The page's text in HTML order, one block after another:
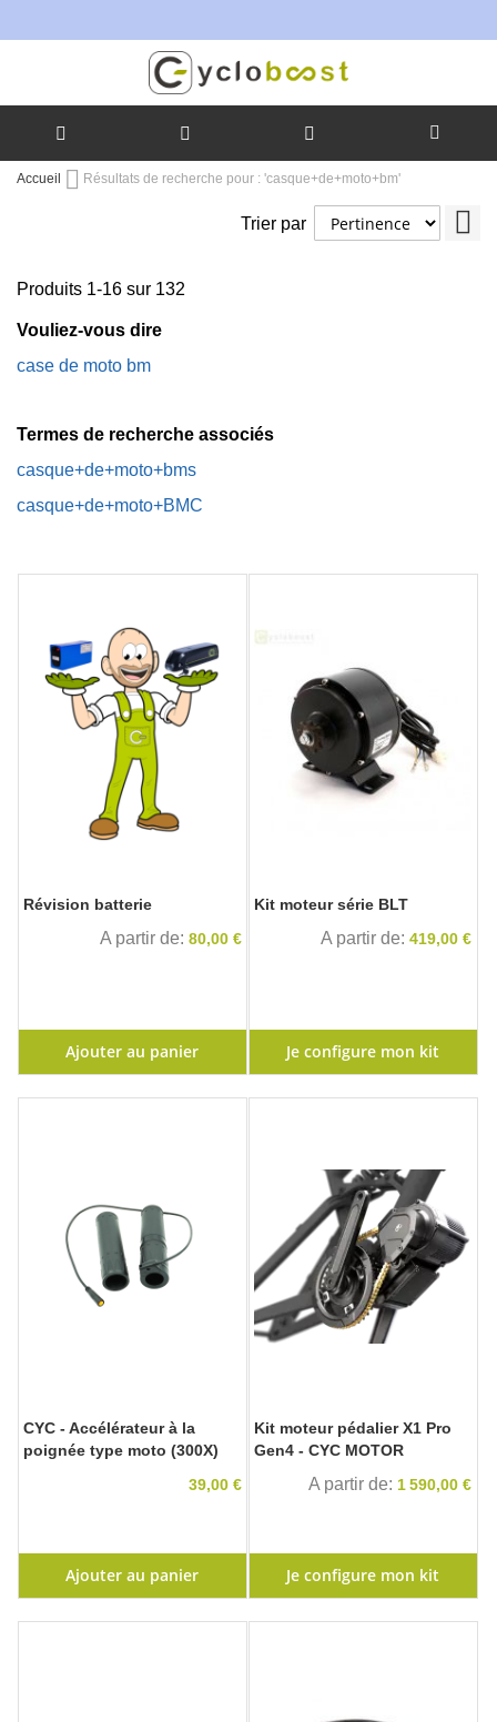
Allez
Accueil Résultats de recherche pour : 'casque+de+moto+bm'
Produits 1-16 sur 132
Trier par
Vouliez-vous dire
case de moto bm
Termes de recherche associés
casque+de+moto+bms
casque+de+moto+BMC
Révision batterie
A partir de 80,00 €
Ajouter au panier
Kit moteur série BLT
A partir de 419,00 €
Je configure mon kit
CYC - Accélérateur à la
poignée type moto (300X)
39,00 €
Ajouter au panier
Kit moteur pédalier X1 Pro
Gen4 - CYC MOTOR
A partir de 1 590,00 €
Je configure mon kit